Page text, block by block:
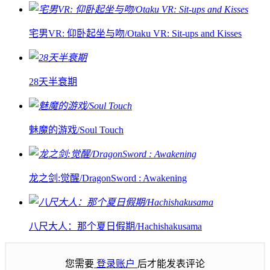
宅男VR: 仰卧起坐与吻/Otaku VR: Sit-ups and Kisses
28天半衰期
魅魔的游戏/Soul Touch
龙之剑:觉醒/DragonSword : Awakening
八尺大人：那个夏日假期/Hachishakusama
您需要 登录账户 后才能发表评论